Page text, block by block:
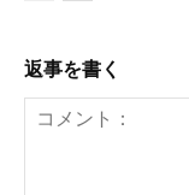
返事を書く